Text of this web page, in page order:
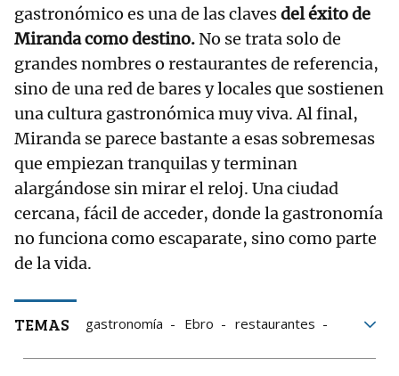
gastronómico es una de las clavesdel éxito de
Miranda como destino. No se trata solo de
grandes nombres o restaurantes de referencia,
sino de una red de bares y locales que sostienen
una cultura gastronómica muy viva. Al final,
Miranda se parece bastante a esas sobremesas
que empiezan tranquilas y terminan
alargándose sin mirar el reloj. Una ciudad
cercana, fácil de acceder, donde la gastronomía
no funciona como escaparate, sino como parte
de la vida.
TEMAS gastronomía Ebro
restaurantes